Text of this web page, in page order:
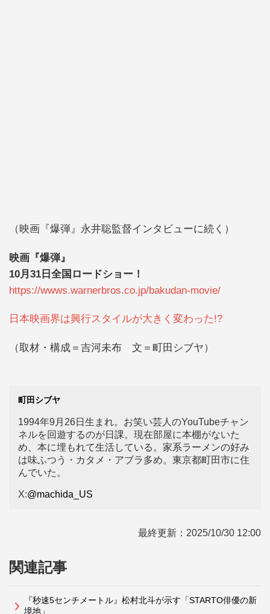
（映画『爆弾』永井聡監督インタビューに続く）
映画『爆弾』
10月31日全国ロードショー！
https://wwws.warnerbros.co.jp/bakudan-movie/
日本映画界は興行スタイルが大きく変わった!?
（取材・構成＝吉河未布 文＝町田シブヤ）
町田シブヤ
1994年9月26日生まれ。お笑い芸人のYouTubeチャン
ネルを回遊するのが日課。現在部屋に本棚がないた
め、本に埋もれて生活している。家系ラーメンの好み
は味ふつう・カタメ・アブラ多め。東京都町田市に住
んでいた。
X:@machida_US
最終更新： 2025/10/30 12:00
関連記事
『秒速5センチメートル』松村北斗が示す「STARTO俳優の新
境地」